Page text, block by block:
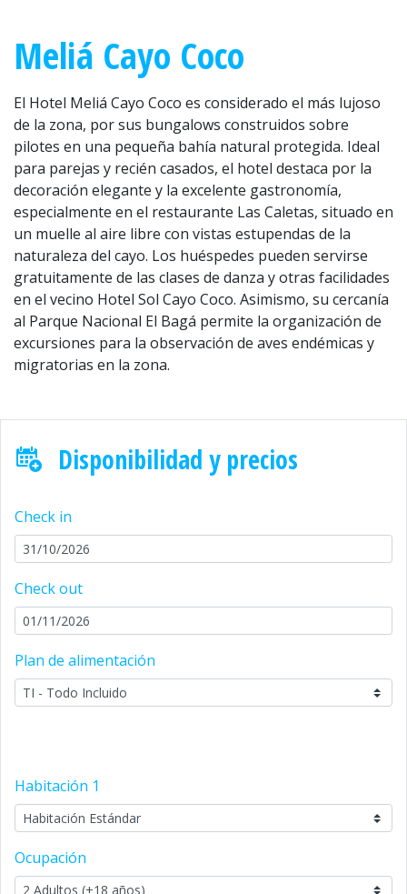
Meliá Cayo Coco
El Hotel Meliá Cayo Coco es considerado el más lujoso
de la zona, por sus bungalows construidos sobre
pilotes en una pequeña bahía natural protegida. Ideal
para parejas y recién casados, el hotel destaca por la
decoración elegante y la excelente gastronomía,
especialmente en el restaurante Las Caletas, situado en
un muelle al aire libre con vistas estupendas de la
naturaleza del cayo. Los huéspedes pueden servirse
gratuitamente de las clases de danza y otras facilidades
en el vecino Hotel Sol Cayo Coco. Asimismo, su cercanía
al Parque Nacional El Bagá permite la organización de
excursiones para la observación de aves endémicas y
migratorias en la zona.
Disponibilidad y precios
Check in
Check out
Plan de alimentación
Habitación 1
Ocupación